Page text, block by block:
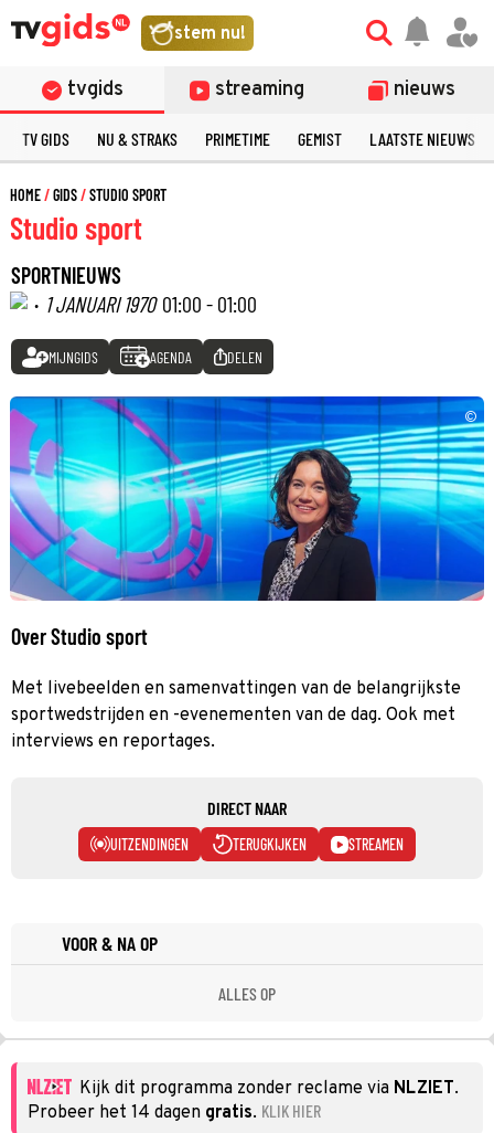
stem nu!
tvgids streaming nieuws
TV GIDS NU & STRAKS PRIMETIME GEMIST LAATSTE NIEUWS
HOME GIDS STUDIO SPORT
Studio sport
SPORTNIEUWS
· 1 JANUARI 1970 01:00 - 01:00
MIJNGIDS AGENDA DELEN
©
Over Studio sport
Met livebeelden en samenvattingen van de belangrijkste
sportwedstrijden en -evenementen van de dag. Ook met
interviews en reportages.
DIRECT NAAR
UITZENDINGEN TERUGKIJKEN STREAMEN
VOOR & NA OP
ALLES OP
Kijk dit programma zonder reclame via NLZIET.
Probeer het 14 dagen gratis. KLIK HIER